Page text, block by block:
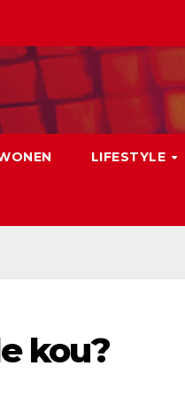
LIFESTYLE
kou?